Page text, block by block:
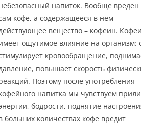
напиток. Вообще вреден
кофе, а содержащееся в нем
вещество – кофеин.
ощутимое влияние на организм:
кровообращение,
повышает скорость
Поэтому после употребления
напитка мы чувствуем
бодрости, поднятие
больших количествах кофе вредит